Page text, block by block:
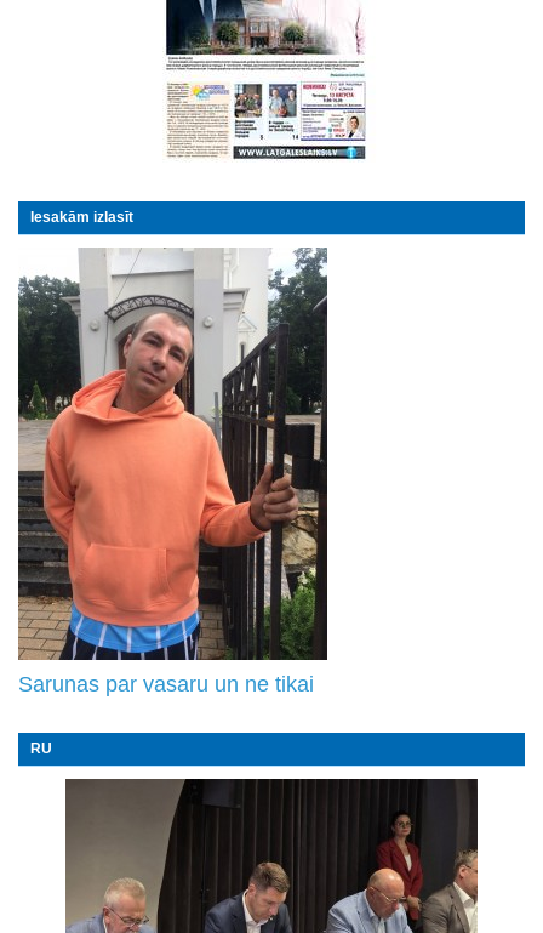
Iesakām izlasīt
Sarunas par vasaru un ne tikai
RU